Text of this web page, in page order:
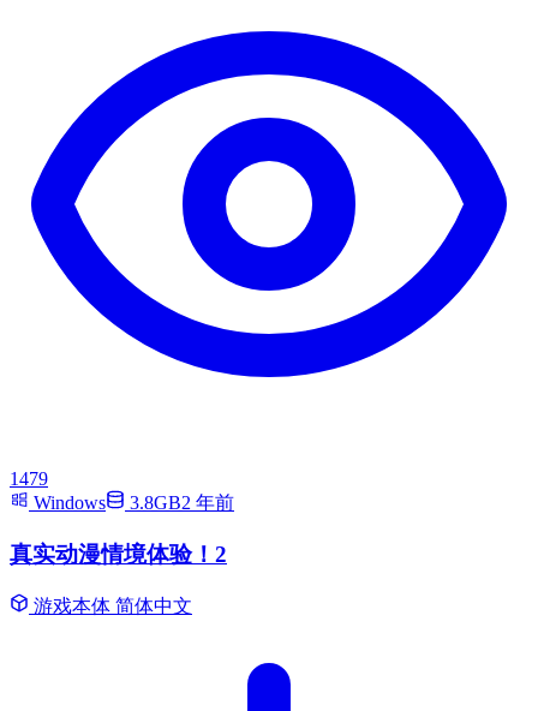
1479
Windows
3.8GB2 年前
真实动漫情境体验！2
游戏本体 简体中文